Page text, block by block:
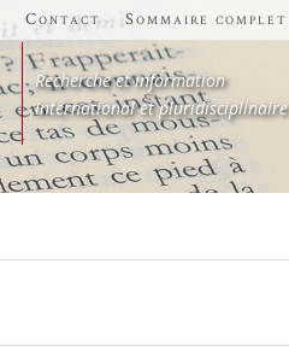
Contact Sommaire complet
Recherche et information
International et pluridisciplinaire